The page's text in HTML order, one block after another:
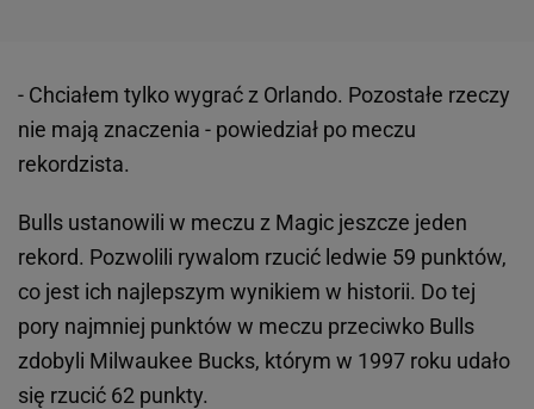
- Chciałem tylko wygrać z Orlando. Pozostałe rzeczy
nie mają znaczenia - powiedział po meczu
rekordzista.
Bulls ustanowili w meczu z Magic jeszcze jeden
rekord. Pozwolili rywalom rzucić ledwie 59 punktów,
co jest ich najlepszym wynikiem w historii. Do tej
pory najmniej punktów w meczu przeciwko Bulls
zdobyli Milwaukee Bucks, którym w 1997 roku udało
się rzucić 62 punkty.